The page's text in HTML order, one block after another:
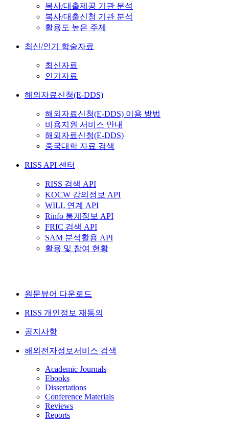
복사/대출제공 기관 분석
복사/대출신청 기관 분석
활용도 높은 주제
최신/인기 학술자료
최신자료
인기자료
해외자료신청(E-DDS)
해외자료신청(E-DDS) 이용 방법
비용지원 서비스 안내
해외자료신청(E-DDS)
중국대학 자료 검색
RISS API 센터
RISS 검색 API
KOCW 강의정보 API
WILL 연계 API
Rinfo 통계정보 API
FRIC 검색 API
SAM 분석활용 API
활용 및 참여 현황
원문뷰어 다운로드
RISS 개인정보 재동의
공지사항
해외전자정보서비스 검색
Academic Journals
Ebooks
Dissertations
Conference Materials
Reviews
Reports